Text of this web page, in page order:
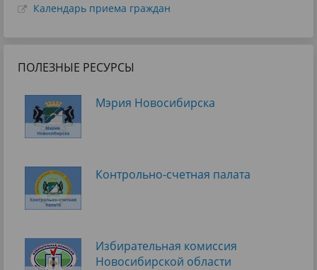
Календарь приема граждан
ПОЛЕЗНЫЕ РЕСУРСЫ
Мэрия Новосибирска
Контрольно-счетная палата
Избирательная комиссия
Новосибирской области